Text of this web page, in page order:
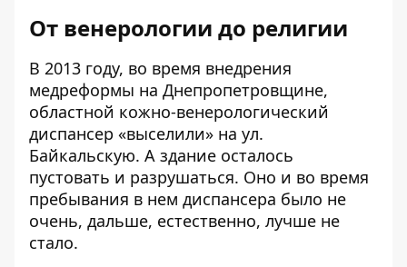
От венерологии до религии
В 2013 году, во время внедрения
медреформы на Днепропетровщине,
областной кожно-венерологический
диспансер «выселили» на ул.
Байкальскую. А здание осталось
пустовать и разрушаться. Оно и во время
пребывания в нем диспансера было не
очень, дальше, естественно, лучше не
стало.